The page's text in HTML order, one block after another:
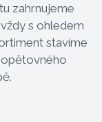
zahrnujeme
s ohledem
stavíme